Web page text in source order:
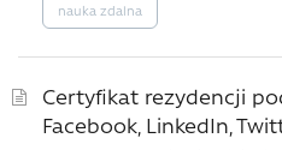
nauka zdalna
Certyfikat rezydencji
Facebook, LinkedIn,